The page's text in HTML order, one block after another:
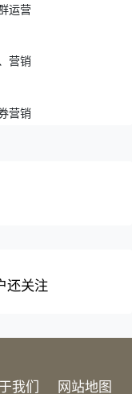
运营
营销
营销
还关注
我们 网站地图